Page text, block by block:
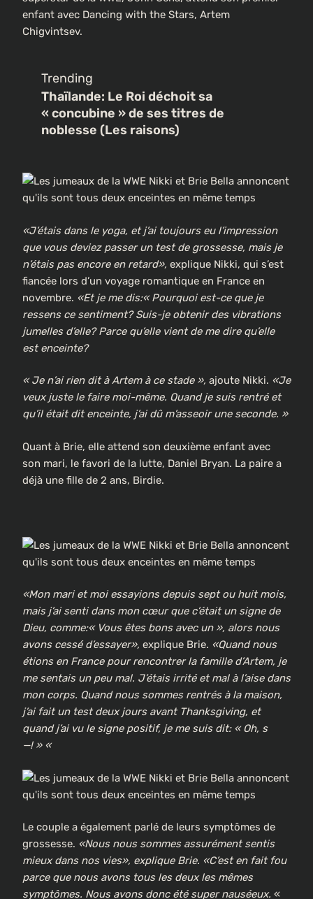
enfant avec Dancing with the Stars, Artem
Chigvintsev.
Trending
Thaïlande: Le Roi déchoit sa
« concubine » de ses titres de
noblesse (Les raisons)
«J’étais dans le yoga, et j’ai toujours eu l’impression
que vous deviez passer un test de grossesse, mais je
n’étais pas encore en retard», explique Nikki, qui s’est
fiancée lors d’un voyage romantique en France en
novembre. «Et je me dis:« Pourquoi est-ce que je
ressens ce sentiment? Suis-je obtenir des vibrations
jumelles d’elle? Parce qu’elle vient de me dire qu’elle
est enceinte?
« Je n’ai rien dit à Artem à ce stade », ajoute Nikki. «Je
veux juste le faire moi-même. Quand je suis rentré et
qu’il était dit enceinte, j’ai dû m’asseoir une seconde. »
Quant à Brie, elle attend son deuxième enfant avec
son mari, le favori de la lutte, Daniel Bryan. La paire a
déjà une fille de 2 ans, Birdie.
«Mon mari et moi essayions depuis sept ou huit mois,
mais j’ai senti dans mon cœur que c’était un signe de
Dieu, comme:« Vous êtes bons avec un », alors nous
avons cessé d’essayer», explique Brie. «Quand nous
étions en France pour rencontrer la famille d’Artem, je
me sentais un peu mal. J’étais irrité et mal à l’aise dans
mon corps. Quand nous sommes rentrés à la maison,
j’ai fait un test deux jours avant Thanksgiving, et
quand j’ai vu le signe positif, je me suis dit: « Oh, s
—! » «
Le couple a également parlé de leurs symptômes de
grossesse. «Nous nous sommes assurément sentis
mieux dans nos vies», explique Brie. «C’est en fait fou
parce que nous avons tous les deux les mêmes
symptômes. Nous avons donc été super nauséeux. «